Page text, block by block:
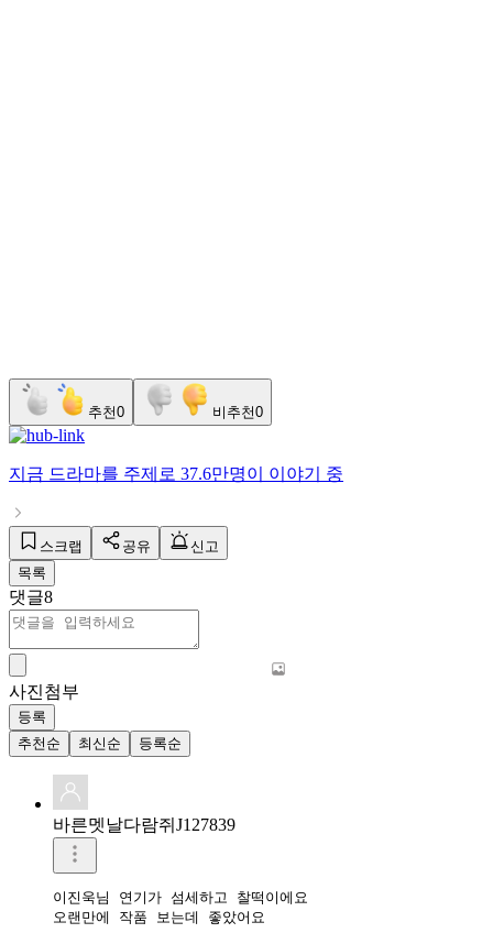
추천0 비추천0
지금 드라마를 주제로 37.6만명이 이야기 중
스크랩 공유
신고
목록
댓글8
사진첨부
등록
추천순
최신순 등록순
바른멧날다람쥐J127839
이진욱님 연기가 섬세하고 찰떡이에요
오랜만에 작품 보는데 좋았어요